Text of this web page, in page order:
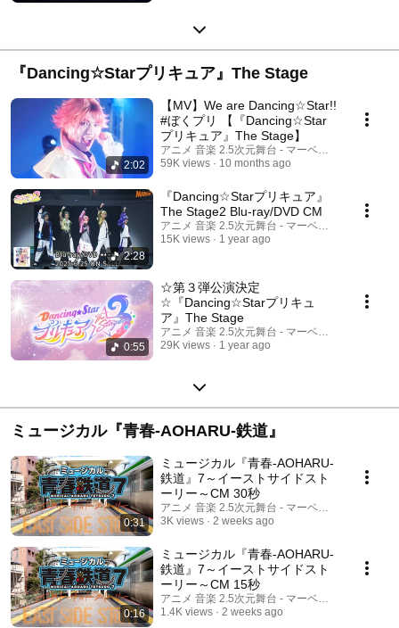
『Dancing☆Starプリキュア』The Stage
2:02
【MV】We are Dancing☆Star!!
#ぼくプリ 【『Dancing☆Star
プリキュア』The Stage】
アニメ 音楽 2.5次元舞台 - マーベラス公式チャン
59K views
10 months ago
2:28
『Dancing☆Starプリキュア』
The Stage2 Blu-ray/DVD CM
アニメ 音楽 2.5次元舞台 - マーベラス公式チャン
15K views
1 year ago
0:55
☆第３弾公演決定
☆『Dancing☆Starプリキュ
ア』The Stage
アニメ 音楽 2.5次元舞台 - マーベラス公式チャン
29K views
1 year ago
ミュージカル『青春-AOHARU-鉄道』
0:31
ミュージカル『青春-AOHARU-
鉄道』7～イーストサイドスト
ーリー～CM 30秒
アニメ 音楽 2.5次元舞台 - マーベラス公式チャン
3K views
2 weeks ago
0:16
ミュージカル『青春-AOHARU-
鉄道』7～イーストサイドスト
ーリー～CM 15秒
アニメ 音楽 2.5次元舞台 - マーベラス公式チャン
1.4K views
2 weeks ago